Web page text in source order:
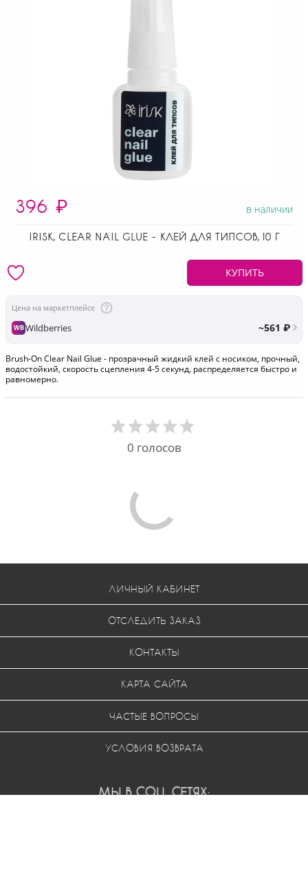
396 ₽ в наличии
IRISK, CLEAR NAIL GLUE - КЛЕЙ ДЛЯ ТИПСОВ, 10 Г
КУПИТЬ
Цена на маркетплейсе
WBWildberries ~561 ₽
Brush-On Clear Nail Glue - прозрачный жидкий клей с носиком, прочный,
водостойкий, скорость сцепления 4-5 секунд, распределяется быстро и
равномерно.
0 голосов
ЛИЧНЫЙ КАБИНЕТ
ОТСЛЕДИТЬ ЗАКАЗ
КОНТАКТЫ
КАРТА САЙТА
ЧАСТЫЕ ВОПРОСЫ
УСЛОВИЯ ВОЗВРАТА
МЫ В СОЦ. СЕТЯХ: